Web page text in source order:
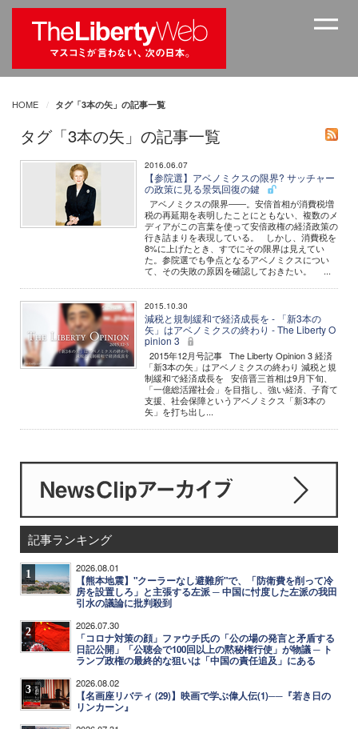
HOME タグ「3本の矢」の記事一覧
タグ「3本の矢」の記事一覧
2016.06.07
【参院選】アベノミクスの限界? サッチャー
の政策に見る景気回復の鍵
アベノミクスの限界――。安倍首相が消費税増
税の再延期を表明したことにともない、複数のメ
ディアがこの言葉を使って安倍政権の経済政策の
行き詰まりを表現している。 しかし、消費税を
8%に上げたとき、すでにその限界は見えてい
た。参院選でも争点となるアベノミクスについ
て、その失敗の原因を確認しておきたい。 ...
2015.10.30
減税と規制緩和で経済成長を - 「新3本の
矢」はアベノミクスの終わり - The Liberty O
pinion 3
2015年12月号記事 The Liberty Opinion 3 経済
「新3本の矢」はアベノミクスの終わり 減税と規
制緩和で経済成長を 安倍晋三首相は9月下旬、
「一億総活躍社会」を目指し、強い経済、子育て
支援、社会保障というアベノミクス「新3本の
矢」を打ち出し...
記事ランキング
1 2026.08.01
【熊本地震】"クーラーなし避難所"で、「防衛費を削って冷
房を設置しろ」と主張する左派 ─ 中国に忖度した左派の我田
引水の議論に批判殺到
2 2026.07.30
「コロナ対策の顔」ファウチ氏の「公の場の発言と矛盾する
日記公開」「公聴会で100回以上の黙秘権行使」が物議 ─ ト
ランプ政権の最終的な狙いは「中国の責任追及」にある
3 2026.08.02
【名画座リバティ (29)】映画で学ぶ偉人伝(1)──『若き日の
リンカーン』